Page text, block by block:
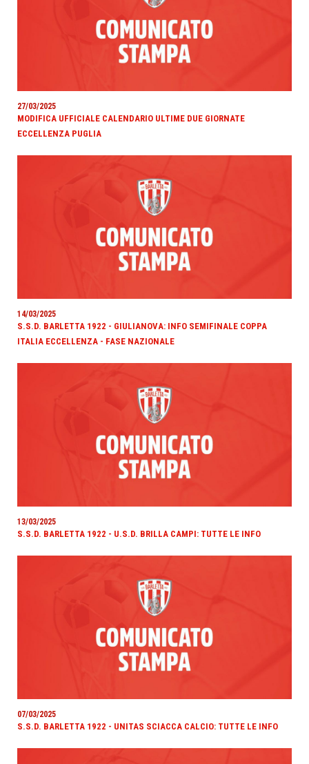
27/03/2025
MODIFICA UFFICIALE CALENDARIO ULTIME DUE GIORNATE
ECCELLENZA PUGLIA
14/03/2025
S.S.D. BARLETTA 1922 - GIULIANOVA: INFO SEMIFINALE COPPA
ITALIA ECCELLENZA - FASE NAZIONALE
13/03/2025
S.S.D. BARLETTA 1922 - U.S.D. BRILLA CAMPI: TUTTE LE INFO
07/03/2025
S.S.D. BARLETTA 1922 - UNITAS SCIACCA CALCIO: TUTTE LE INFO